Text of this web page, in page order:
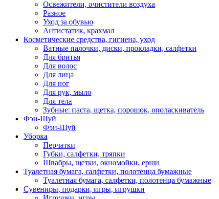
Освежители, очистители воздуха
Разное
Уход за обувью
Антистатик, крахмал
Косметические средства, гигиена, уход
Ватные палочки, диски, прокладки, салфетки
Для бритья
Для волос
Для лица
Для ног
Для рук, мыло
Для тела
Зубные: паста, щетка, порошок, ополаскиватель
Фэн-Шуй
Фэн-Шуй
Уборка
Перчатки
Губки, салфетки, тряпки
Швабры, щетки, окномойки, ерши
Туалетная бумага, салфетки, полотенца бумажные
Туалетная бумага, салфетки, полотенца бумажные
Сувениры, подарки, игры, игрушки